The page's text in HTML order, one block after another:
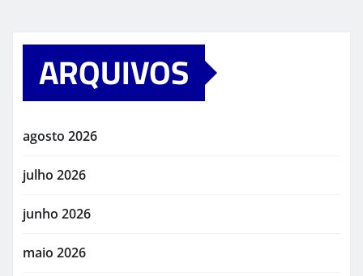
ARQUIVOS
agosto 2026
julho 2026
junho 2026
maio 2026